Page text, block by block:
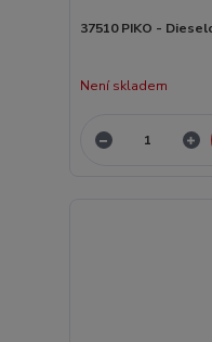
37510 PIKO -
Není skladem